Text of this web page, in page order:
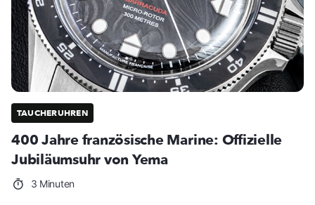
TAUCHERUHREN
400 Jahre französische Marine: Offizielle
Jubiläumsuhr von Yema
3 Minuten